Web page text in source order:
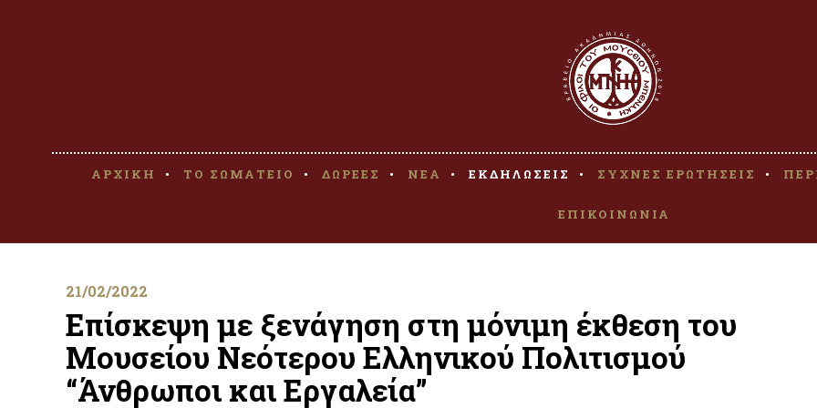
ΑΡΧΙΚΗ ΤΟ ΣΩΜΑΤΕΙΟ ΔΩΡΕΕΣ ΝΕΑ ΕΚΔΗΛΩΣΕΙΣ ΣΥΧΝΕΣ ΕΡΩΤΗΣΕΙΣ
ΕΠΙΚΟΙΝΩΝΙΑ
21/02/2022
Επίσκεψη με ξενάγηση στη μόνιμη έκθεση του
Μουσείου Νεότερου Ελληνικού Πολιτισμού
“Άνθρωποι και Εργαλεία”